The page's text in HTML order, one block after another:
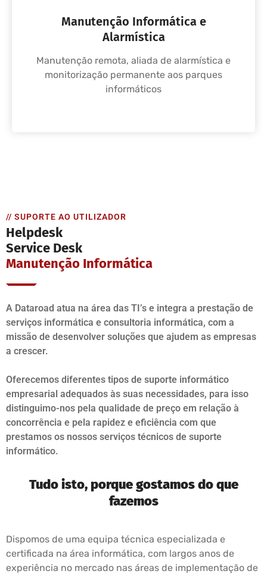
Manutenção Informática e
Alarmística
Manutenção remota, aliada de alarmística e
monitorização permanente aos parques
informáticos
// SUPORTE AO UTILIZADOR
Helpdesk
Service Desk
Manutenção Informática
A Dataroad atua na área das TI’s e integra a prestação de
serviços informática e consultoria informática, com a
missão de desenvolver soluções que ajudem as empresas
a crescer.
Oferecemos diferentes tipos de suporte informático
empresarial adequados às suas necessidades, para isso
distinguimo-nos pela qualidade de preço em relação à
concorrência e pela rapidez e eficiência com que
prestamos os nossos serviços técnicos de suporte
informático.
Tudo isto, porque gostamos do que
fazemos
Dispomos de uma equipa técnica especializada e
certificada na área informática, com largos anos de
experiência no mercado nas áreas de implementação de